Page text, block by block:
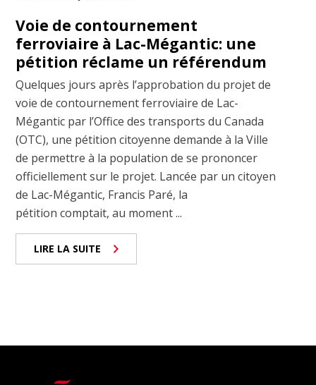
Voie de contournement
ferroviaire à Lac-Mégantic: une
pétition réclame un référendum
Quelques jours après l’approbation du projet de
voie de contournement ferroviaire de Lac-
Mégantic par l’Office des transports du Canada
(OTC), une pétition citoyenne demande à la Ville
de permettre à la population de se prononcer
officiellement sur le projet. Lancée par un citoyen
de Lac-Mégantic, Francis Paré, la
pétition comptait, au moment ...
LIRE LA SUITE